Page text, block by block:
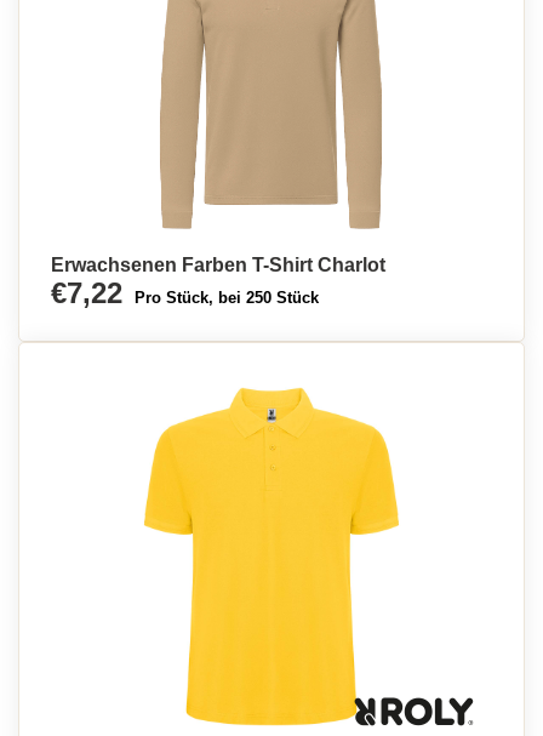
Erwachsenen Farben T-Shirt Charlot
€7,22 Pro Stück, bei 250 Stück